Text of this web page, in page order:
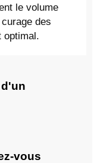
le volume
des
optimal.
vous